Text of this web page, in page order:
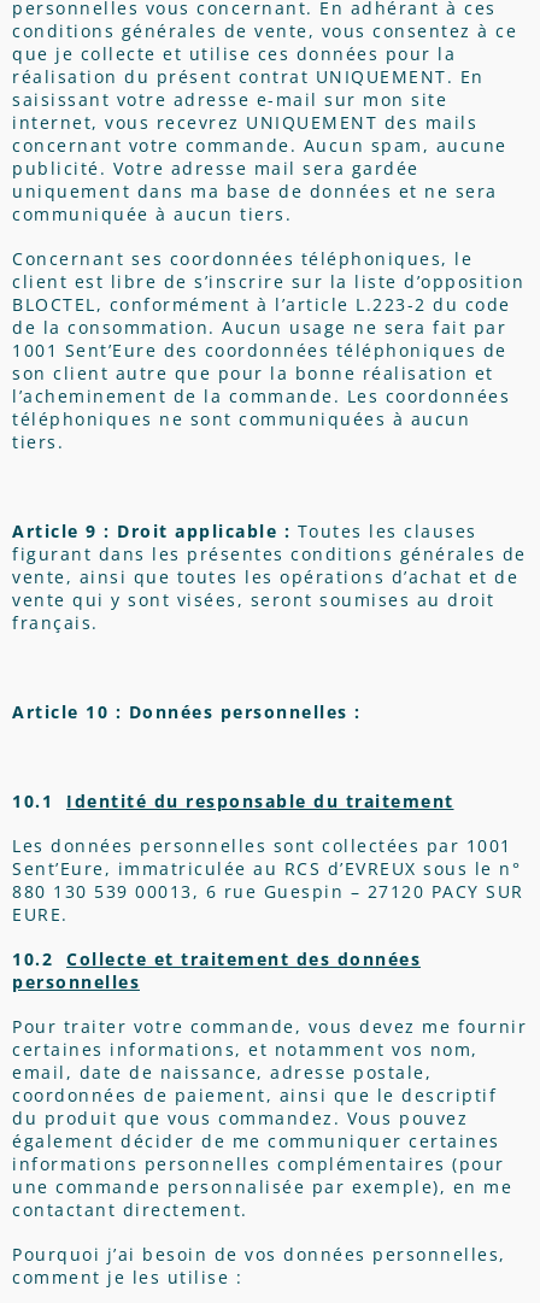
personnelles vous concernant. En adhérant à ces
conditions générales de vente, vous consentez à ce
que je collecte et utilise ces données pour la
réalisation du présent contrat UNIQUEMENT. En
saisissant votre adresse e-mail sur mon site
internet, vous recevrez UNIQUEMENT des mails
concernant votre commande. Aucun spam, aucune
publicité. Votre adresse mail sera gardée
uniquement dans ma base de données et ne sera
communiquée à aucun tiers.
Concernant ses coordonnées téléphoniques, le
client est libre de s’inscrire sur la liste d’opposition
BLOCTEL, conformément à l’article L.223-2 du code
de la consommation. Aucun usage ne sera fait par
1001 Sent’Eure des coordonnées téléphoniques de
son client autre que pour la bonne réalisation et
l’acheminement de la commande. Les coordonnées
téléphoniques ne sont communiquées à aucun
tiers.
Article 9 : Droit applicable : Toutes les clauses
figurant dans les présentes conditions générales de
vente, ainsi que toutes les opérations d’achat et de
vente qui y sont visées, seront soumises au droit
français.
Article 10 : Données personnelles :
10.1 Identité du responsable du traitement
Les données personnelles sont collectées par 1001
Sent’Eure, immatriculée au RCS d’EVREUX sous le n°
880 130 539 00013, 6 rue Guespin – 27120 PACY SUR
EURE.
10.2 Collecte et traitement des données
personnelles
Pour traiter votre commande, vous devez me fournir
certaines informations, et notamment vos nom,
email, date de naissance, adresse postale,
coordonnées de paiement, ainsi que le descriptif
du produit que vous commandez. Vous pouvez
également décider de me communiquer certaines
informations personnelles complémentaires (pour
une commande personnalisée par exemple), en me
contactant directement.
Pourquoi j’ai besoin de vos données personnelles,
comment je les utilise :